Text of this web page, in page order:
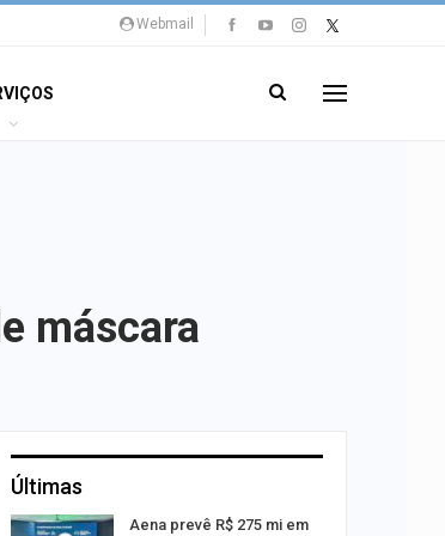
Webmail
máscara
Últimas
Aena prevê R$ 275 mi em